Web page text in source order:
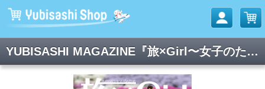
YUBISASHI MAGAZINE『旅×Girl〜女子のための旅じたくマガジン〜』Vol.15